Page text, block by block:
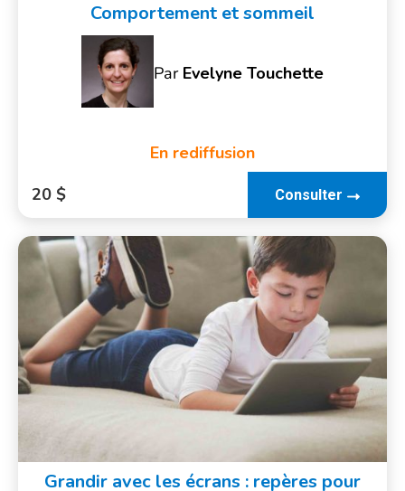
Comportement et sommeil
Par Evelyne Touchette
En rediffusion
20 $
Consulter
Grandir avec les écrans : repères pour